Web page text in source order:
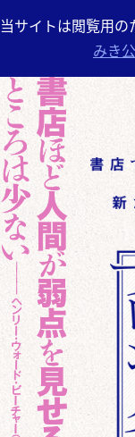
当サイトは閲覧用
みき